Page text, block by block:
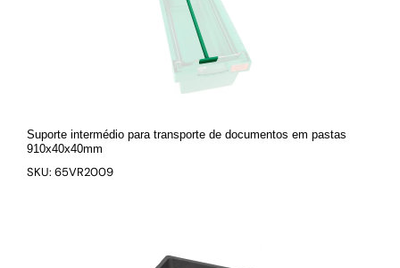
Suporte intermédio para transporte de documentos em pastas
910x40x40mm
SKU: 65VR2009